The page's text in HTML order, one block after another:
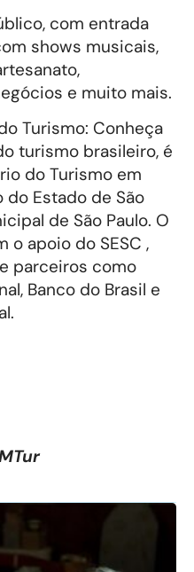
com entrada
shows musicais,
e muito mais.
Turismo: Conheça
turismo brasileiro, é
do Turismo em
Estado de São
de São Paulo. O
o apoio do SESC ,
parceiros como
Banco do Brasil e